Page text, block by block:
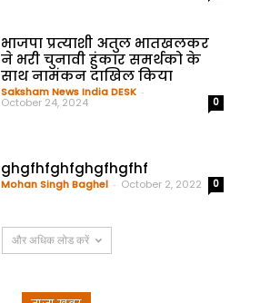
भाजपा प्रत्याशी अतुल भातखलकर
ने भरी चुनावी हुंकार समर्थको के
साथ नामंकन दाखिल किया
Saksham News India DESK -
October 24, 2024 0
ghgfhfghfghgfhgfhf
Mohan Singh Baghel - October 2, 2022 0
और अधिक लोड करें